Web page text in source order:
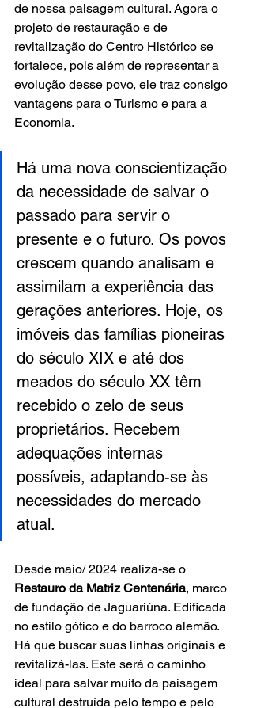
de nossa paisagem cultural. Agora o
projeto de restauração e de
revitalização do Centro Histórico se
fortalece, pois além de representar a
evolução desse povo, ele traz consigo
vantagens para o Turismo e para a
Economia.
Há uma nova conscientização
da necessidade de salvar o
passado para servir o
presente e o futuro. Os povos
crescem quando analisam e
assimilam a experiência das
gerações anteriores. Hoje, os
imóveis das famílias pioneiras
do século XIX e até dos
meados do século XX têm
recebido o zelo de seus
proprietários. Recebem
adequações internas
possíveis, adaptando-se às
necessidades do mercado
atual.
Desde maio/ 2024 realiza-se o
Restauro da Matriz Centenária, marco
de fundação de Jaguariúna. Edificada
no estilo gótico e do barroco alemão.
Há que buscar suas linhas originais e
revitalizá-las. Este será o caminho
ideal para salvar muito da paisagem
cultural destruída pelo tempo e pelo